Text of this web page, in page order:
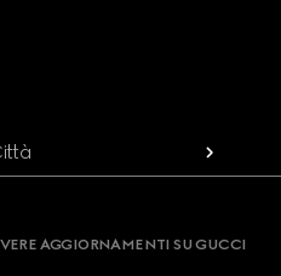
AGGIORNAMENTI SU GUCCI